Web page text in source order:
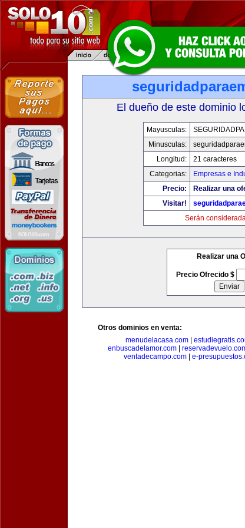
El dueño de este dominio
Mayusculas:
Minusculas:
Longitud:
21 caracteres
Categorias:
Empresas e
Precio:
Realizar una
Visitar!
Serán
Realizar una
Precio Ofrecido $
Otros dominios en venta:
menudelacasa.com
enbuscadelamor.com
ventadecampo.com| e-